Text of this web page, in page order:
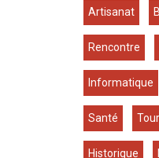
Artisanat
Rencontre
Informatique
Santé
Historique